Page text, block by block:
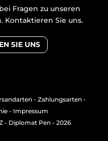
Fragen zu unseren
Kontaktieren Sie uns.
SIE UNS
- Zahlungsarten-
- Impressum
- Diplomat Pen - 2026